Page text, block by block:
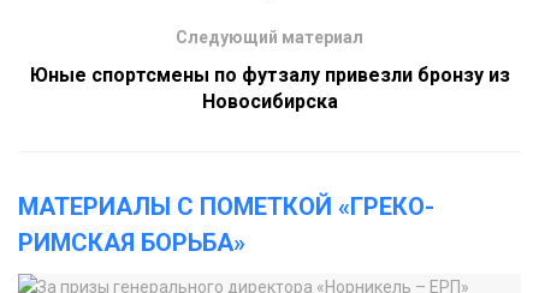
Следующий материал
Юные спортсмены по футзалу привезли бронзу из
Новосибирска
МАТЕРИАЛЫ С ПОМЕТКОЙ «ГРЕКО-
РИМСКАЯ БОРЬБА»